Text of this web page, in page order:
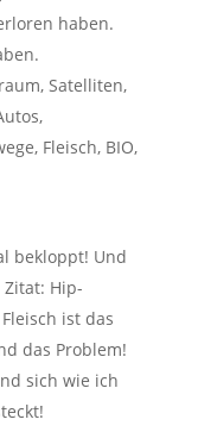
haben.
Satelliten,
Fleisch, BIO,
bekloppt! Und
Hip-
ist das
das Problem!
sich wie ich